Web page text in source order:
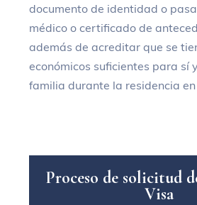
documento de identidad o
médico o certificado de
además de acreditar que se
económicos suficientes para sí
familia durante la residencia en
Proceso de solicitud d
Visa